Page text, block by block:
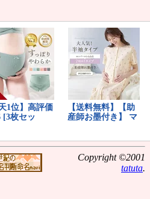
Copyright ©2001
tatuta.